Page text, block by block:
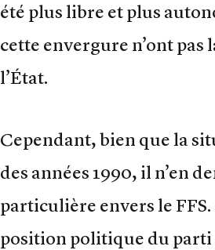
été plus libre et plus
cette envergure n’ont pas
l’État.
Cependant, bien que la
des années 1990, il n’en
particulière envers le
position politique du parti